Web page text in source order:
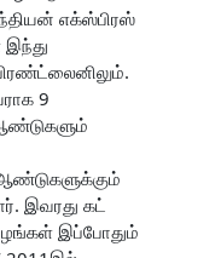
எக்ஸ்பிரஸ்
இந்து
9
இவரது கட்
இப்போதும்